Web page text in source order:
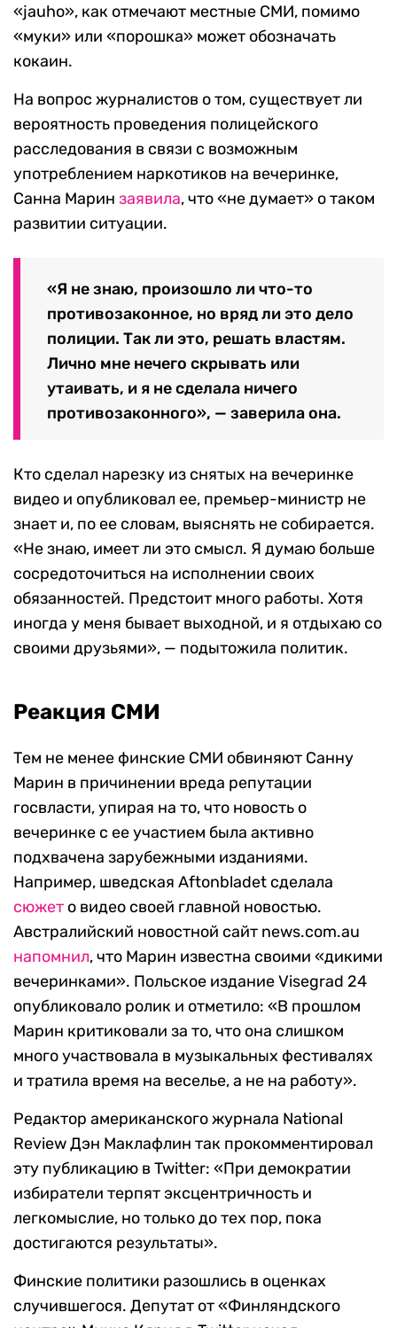
«jauho», как отмечают местные СМИ, помимо
«муки» или «порошка» может обозначать
кокаин.
На вопрос журналистов о том, существует ли
вероятность проведения полицейского
расследования в связи с возможным
употреблением наркотиков на вечеринке,
Санна Марин заявила, что «не думает» о таком
развитии ситуации.
«Я не знаю, произошло ли что-то
противозаконное, но вряд ли это дело
полиции. Так ли это, решать властям.
Лично мне нечего скрывать или
утаивать, и я не сделала ничего
противозаконного», — заверила она.
Кто сделал нарезку из снятых на вечеринке
видео и опубликовал ее, премьер-министр не
знает и, по ее словам, выяснять не собирается.
«Не знаю, имеет ли это смысл. Я думаю больше
сосредоточиться на исполнении своих
обязанностей. Предстоит много работы. Хотя
иногда у меня бывает выходной, и я отдыхаю со
своими друзьями», — подытожила политик.
Реакция СМИ
Тем не менее финские СМИ обвиняют Санну
Марин в причинении вреда репутации
госвласти, упирая на то, что новость о
вечеринке с ее участием была активно
подхвачена зарубежными изданиями.
Например, шведская Aftonbladet сделала
сюжет о видео своей главной новостью.
Австралийский новостной сайт news.com.au
напомнил, что Марин известна своими «дикими
вечеринками». Польское издание Visegrad 24
опубликовало ролик и отметило: «В прошлом
Марин критиковали за то, что она слишком
много участвовала в музыкальных фестивалях
и тратила время на веселье, а не на работу».
Редактор американского журнала National
Review Дэн Маклафлин так прокомментировал
эту публикацию в Twitter: «При демократии
избиратели терпят эксцентричность и
легкомыслие, но только до тех пор, пока
достигаются результаты».
Финские политики разошлись в оценках
случившегося. Депутат от «Финляндского